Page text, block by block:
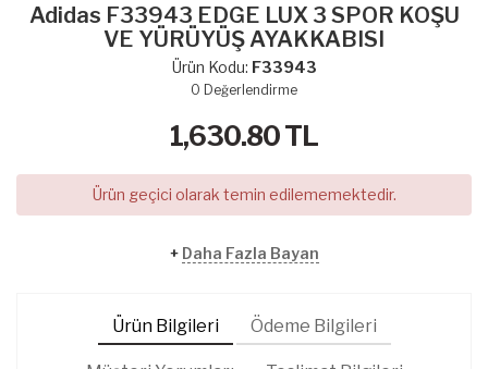
Adidas F33943 EDGE LUX 3 SPOR KOŞU
VE YÜRÜYÜŞ AYAKKABISI
Ürün Kodu: F33943
0 Değerlendirme
1,630.80TL
Ürün geçici olarak temin edilememektedir.
+ Daha Fazla Bayan
Ürün Bilgileri Ödeme Bilgileri